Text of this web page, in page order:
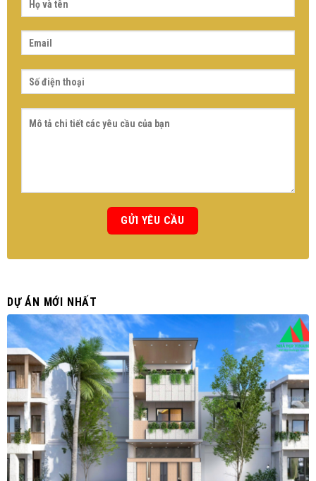
DỰ ÁN MỚI NHẤT